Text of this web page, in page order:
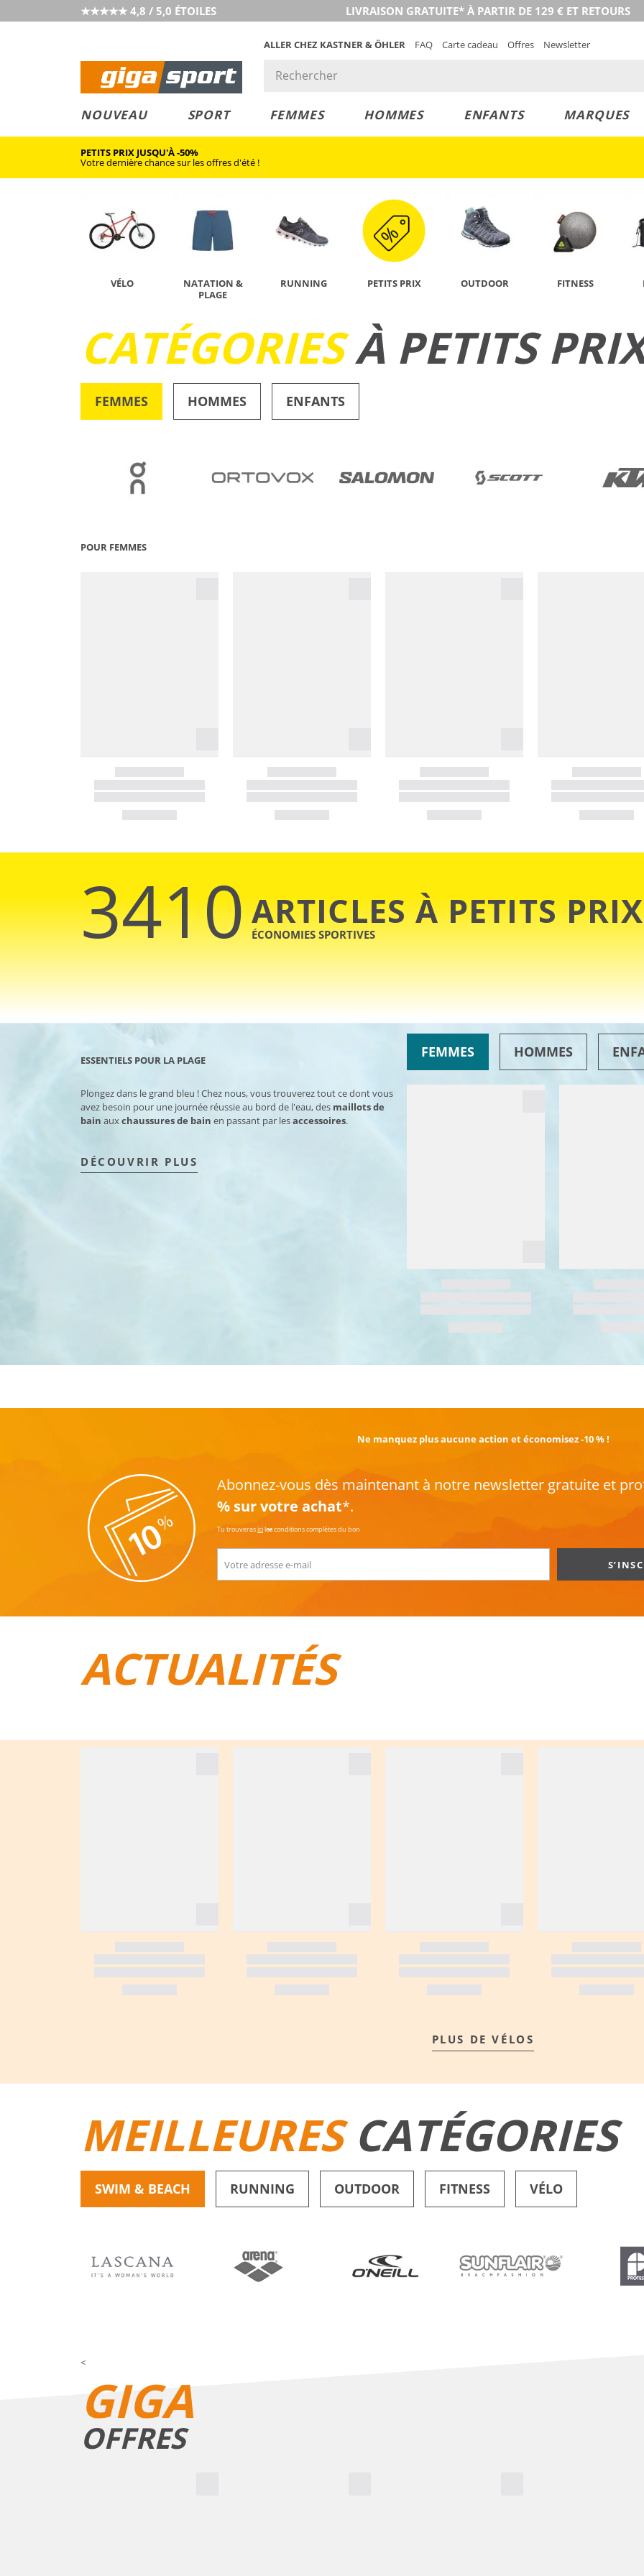
★★★★★ 4,8 / 5,0 ÉTOILES LIVRAISON GRATUITE* À PARTIR DE 129 € ET RETOURS
ALLER CHEZ KASTNER & ÖHLER FAQ Carte cadeau Offres Newsletter
NOUVEAU SPORT FEMMES HOMMES ENFANTS MARQUES
PETITS PRIX JUSQU'À -50%
Votre dernière chance sur les offres d'été !
VÉLO
NATATION &
PLAGE
RUNNING PETITS PRIX OUTDOOR FITNESS
CATÉGORIESÀ PETITS
FEMMES HOMMES ENFANTS
POUR FEMMES
3410ARTICLES À PETITS PRIX
ÉCONOMIES SPORTIVES
ESSENTIELS POUR LA PLAGE
Plongez dans le grand bleu ! Chez nous, vous trouverez tout ce dont vous
avez besoin pour une journée réussie au bord de l'eau, des maillots de
bain auxchaussures de bain en passant par lesaccessoires.
DÉCOUVRIR PLUS
FEMMES HOMMES
Ne manquez plus aucune action et économisez -10 % !
Abonnez-vous dès maintenant à notre newsletter gratuite et
% sur votre achat*.
Tu trouverasiciles conditions complètes du bon
ACTUALITÉS
PLUS DE VÉLOS
MEILLEURESCATÉGORIES
SWIM & BEACH RUNNING OUTDOOR FITNESS VÉLO
CHAUSSURES
<
GIGA
OFFRES